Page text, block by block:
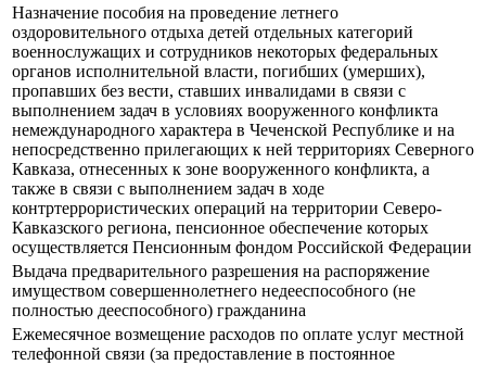
Назначение пособия на проведение летнего
оздоровительного отдыха детей отдельных категорий
военнослужащих и сотрудников некоторых федеральных
органов исполнительной власти, погибших (умерших),
пропавших без вести, ставших инвалидами в связи с
выполнением задач в условиях вооруженного конфликта
немеждународного характера в Чеченской Республике и на
непосредственно прилегающих к ней территориях Северного
Кавказа, отнесенных к зоне вооруженного конфликта, а
также в связи с выполнением задач в ходе
контртеррористических операций на территории Северо-
Кавказского региона, пенсионное обеспечение которых
осуществляется Пенсионным фондом Российской Федерации
Выдача предварительного разрешения на распоряжение
имуществом совершеннолетнего недееспособного (не
полностью дееспособного) гражданина
Ежемесячное возмещение расходов по оплате услуг местной
телефонной связи (за предоставление в постоянное